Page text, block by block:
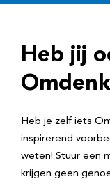
r
e
Heb jij
Heb je zelf iets
inspirerend
weten! Stuur een
krijgen geen